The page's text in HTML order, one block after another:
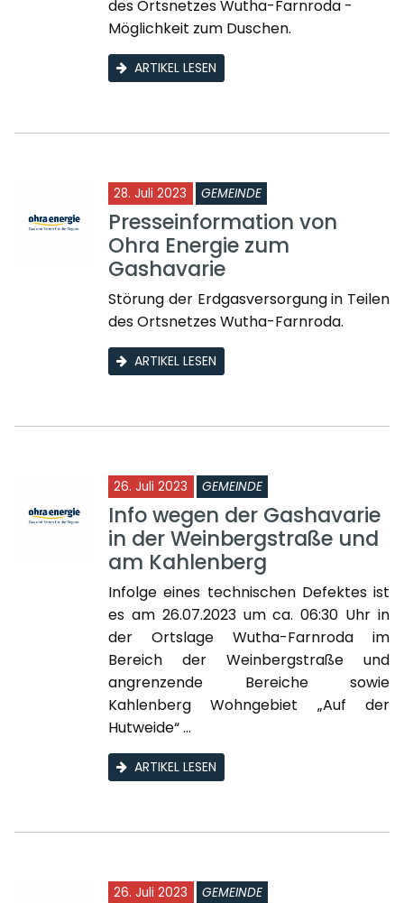
des Ortsnetzes Wutha-Farnroda -
Möglichkeit zum Duschen.
ARTIKEL LESEN
28. Juli 2023 GEMEINDE
Presseinformation von
Ohra Energie zum
Gashavarie
Störung der Erdgasversorgung in Teilen
des Ortsnetzes Wutha-Farnroda.
ARTIKEL LESEN
26. Juli 2023 GEMEINDE
Info wegen der Gashavarie
in der Weinbergstraße und
am Kahlenberg
Infolge eines technischen Defektes ist
es am 26.07.2023 um ca. 06:30 Uhr in
der Ortslage Wutha-Farnroda im
Bereich der Weinbergstraße und
angrenzende Bereiche sowie
Kahlenberg Wohngebiet „Auf der
Hutweide“ ...
ARTIKEL LESEN
26. Juli 2023 GEMEINDE